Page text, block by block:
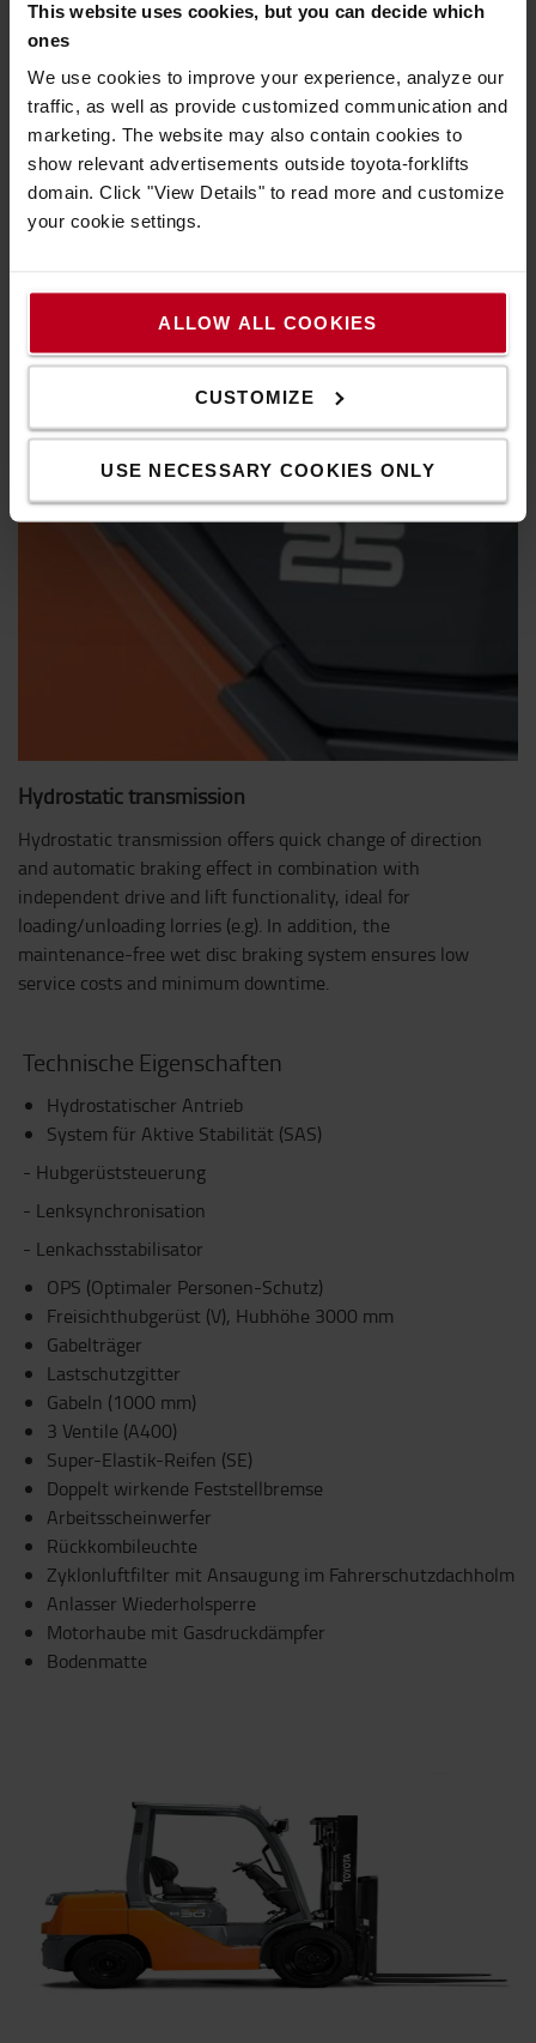
This website uses cookies, but you can decide which
ones
We use cookies to improve your experience, analyze our
traffic, as well as provide customized communication and
marketing. The website may also contain cookies to
show relevant advertisements outside toyota-forklifts
domain. Click "View Details" to read more and customize
your cookie settings.
ALLOW ALL COOKIES
CUSTOMIZE
USE NECESSARY COOKIES ONLY
Hydrostatic transmission
Hydrostatic transmission offers quick change of direction
and automatic braking effect in combination with
independent drive and lift functionality, ideal for
loading/unloading lorries (e.g). In addition, the
maintenance-free wet disc braking system ensures low
service costs and minimum downtime.
Technische Eigenschaften
Hydrostatischer Antrieb
System für Aktive Stabilität (SAS)
- Hubgerüststeuerung
- Lenksynchronisation
- Lenkachsstabilisator
OPS (Optimaler Personen-Schutz)
Freisichthubgerüst (V), Hubhöhe 3000 mm
Gabelträger
Lastschutzgitter
Gabeln (1000 mm)
3 Ventile (A400)
Super-Elastik-Reifen (SE)
Doppelt wirkende Feststellbremse
Arbeitsscheinwerfer
Rückkombileuchte
Zyklonluftfilter mit Ansaugung im Fahrerschutzdachholm
Anlasser Wiederholsperre
Motorhaube mit Gasdruckdämpfer
Bodenmatte